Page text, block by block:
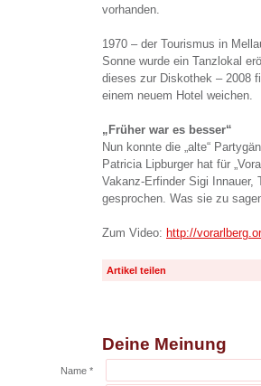
vorhanden.
1970 – der Tourismus in
Sonne wurde ein Tanzlokal
dieses zur Diskothek – 2008
einem neuem Hotel weichen.
„Früher war es besser“
Nun konnte die „alte“
Patricia Lipburger hat für
Vakanz-Erfinder Sigi Innauer,
gesprochen. Was sie zu
Zum Video: http://
Artikel teilen
Deine Meinung
Name *